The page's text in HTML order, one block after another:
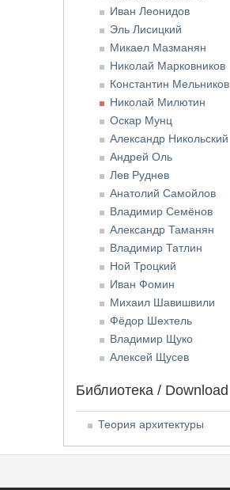
Иван Леонидов
Эль Лисицкий
Микаел Мазманян
Николай Марковников
Константин Мельников
Николай Милютин
Оскар Мунц
Александр Никольский
Андрей Оль
Лев Руднев
Анатолий Самойлов
Владимир Семёнов
Александр Таманян
Владимир Татлин
Ной Троцкий
Иван Фомин
Михаил Шавишвили
Фёдор Шехтель
Владимир Щуко
Алексей Щусев
Библиотека / Download
Теория архитектуры